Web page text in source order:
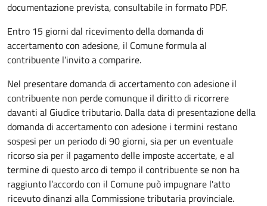
documentazione prevista, consultabile in formato PDF.
Entro 15 giorni dal ricevimento della domanda di
accertamento con adesione, il Comune formula al
contribuente l’invito a comparire.
Nel presentare domanda di accertamento con adesione il
contribuente non perde comunque il diritto di ricorrere
davanti al Giudice tributario. Dalla data di presentazione della
domanda di accertamento con adesione i termini restano
sospesi per un periodo di 90 giorni, sia per un eventuale
ricorso sia per il pagamento delle imposte accertate, e al
termine di questo arco di tempo il contribuente se non ha
raggiunto l’accordo con il Comune può impugnare l'atto
ricevuto dinanzi alla Commissione tributaria provinciale.